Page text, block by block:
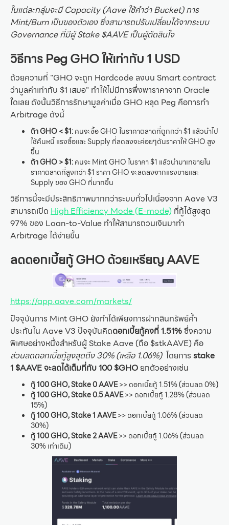
ในแต่ละกลุ่มจะมี Capacity (Aave ใช้คำว่า Bucket) การ
Mint/Burn เป็นของตัวเอง ซึ่งสามารถปรับเปลี่ยนได้จากระบบ
Governance ที่มีผู้ Stake $AAVE เป็นผู้ตัดสินใจ
วิธีการ Peg GHO ให้เท่ากับ 1 USD
ด้วยความที่ "GHO จะถูก Hardcode ลงบน Smart contract
ว่ามูลค่าเท่ากับ $1 เสมอ" ทำให้ไม่มีการพึ่งพาราคาจาก Oracle
ใดเลย ดังนั้นวิธีการรักษามูลค่าเมื่อ GHO หลุด Peg คือการทำ
Arbitrage ดังนี้
ถ้า GHO < $1:คนจะซื้อ GHO ในราคาตลาดที่ถูกกว่า $1 แล้วนำไป
ใช้คืนหนี้ แรงซื้อและ Supply ที่ลดลงจะค่อยๆดันราคาให้ GHO สูง
ขึ้น
ถ้า GHO > $1:คนจะ Mint GHO ในราคา $1 แล้วนำมาเทขายใน
ราคาตลาดที่สูงกว่า $1 ราคา GHO จะลดลงจากแรงขายและ
Supply ของ GHO ที่มากขึ้น
วิธีการนี้จะมีประสิทธิภาพมากกว่าระบบทั่วไปเนื่องจาก Aave V3
สามารถเปิด High Efficiency Mode (E-mode) ที่กู้ได้สูงสุด
97% ของ Loan-to-Value ทำให้สามารถวนเงินมาทำ
Arbitrage ได้ง่ายขึ้น
ลดดอกเบี้ยกู้ GHO ด้วยเหรียญ AAVE
https://app.aave.com/markets/
ปัจจุบันการ Mint GHO ยังทำได้เพียงการฝากสินทรัพย์ค้ำ
ประกันใน Aave V3 ปัจจุบันคิดดอกเบี้ยกู้คงที่ 1.51%ซึ่งความ
พิเศษอย่างหนึ่งสำหรับผู้ Stake Aave (ถือ $stkAAVE) คือ
ส่วนลดดอกเบี้ยกู้สูงสุดถึง 30% (เหลือ 1.06%)โดยการ stake
1 $AAVE จะลดได้เต็มที่กับ 100 $GHO ยกตัวอย่างเช่น
กู้ 100 GHO, Stake 0 AAVE>> ดอกเบี้ยกู้ 1.51% (ส่วนลด 0%)
กู้ 100 GHO, Stake 0.5 AAVE>> ดอกเบี้ยกู้ 1.28% (ส่วนลด
15%)
กู้ 100 GHO, Stake 1 AAVE>> ดอกเบี้ยกู้ 1.06% (ส่วนลด
30%)
กู้ 100 GHO, Stake 2 AAVE>> ดอกเบี้ยกู้ 1.06% (ส่วนลด
30% เท่าเดิม)